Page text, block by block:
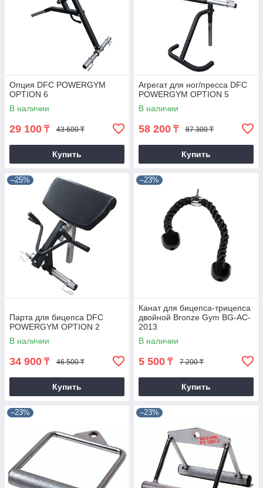
Опция DFC POWERGYM
OPTION 6
В наличии
29 100 ₸ 43 600 ₸
Купить
Агрегат для ног/пресса DFC
POWERGYM OPTION 5
В наличии
58 200 ₸ 87 300 ₸
Купить
–25%
Парта для бицепса DFC
POWERGYM OPTION 2
В наличии
34 900 ₸ 46 500 ₸
Купить
–23%
Канат для бицепса-трицепса
двойной Bronze Gym BG-AC-
2013
В наличии
5 500 ₸ 7 200 ₸
Купить
–23% –23%